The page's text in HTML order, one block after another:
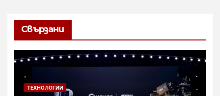
Свързани
ТЕХНОЛОГИИ